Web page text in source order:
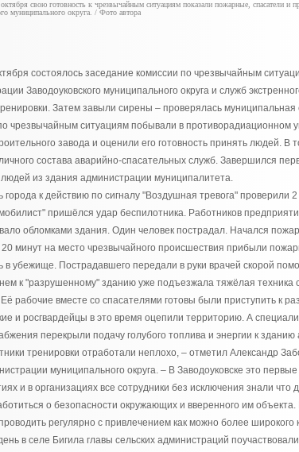
свою готовность к чрезвычайным ситуациям показали пожарные, спасатели и
муниципального округа. / Фото автора
состоялось заседание комиссии по чрезвычайным
Заводоуковского муниципального округа и служб
Затем завыли сирены – проверялась
чрезвычайным ситуациям побывали в противорадиационном
завода и оценили его готовность принять людей. В
состава аварийно-спасательных служб. Завершился
людей из здания администрации муниципалитета.
города к действию по сигналу "Воздушная тревога" проверили
пришёлся удар беспилотника. Работников
обломками здания. Один человек пострадал. Начался пожар.
минут на место чрезвычайного происшествия прибыли
в убежище. Пострадавшего передали в руки врачей скорой
к "разрушенному" зданию уже подъезжала тяжёлая техника
рабочие вместе со спасателями готовы были приступить к
и росгвардейцы в это время оцепили территорию. А
перекрыли подачу голубого топлива и энергии к зданию
тренировки отработали неплохо, – отметил Александр
муниципального округа. – В Заводоуковске это
и в организациях все сотрудники без исключения знали что
о безопасности окружающих и вверенного им объекта.
регулярно с привлечением как можно более широкого
в селе Бигила главы сельских администраций